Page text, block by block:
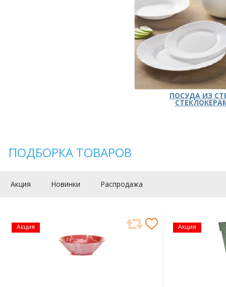
ПОСУДА ИЗ
ПОДБОРКА ТОВАРОВ
Акция Новинки Распродажа
Акция Акция